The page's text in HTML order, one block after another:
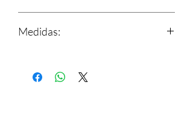
Adornos de Estambre
Medidas:
Alto: 25 cm (sin asas)
*Cierra con velcro blanco